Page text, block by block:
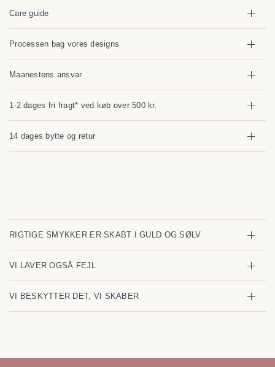
Care guide
Processen bag vores designs
Maanestens ansvar
1-2 dages fri fragt* ved køb over 500 kr.
14 dages bytte og retur
RIGTIGE SMYKKER ER SKABT I GULD OG SØLV
VI LAVER OGSÅ FEJL
VI BESKYTTER DET, VI SKABER